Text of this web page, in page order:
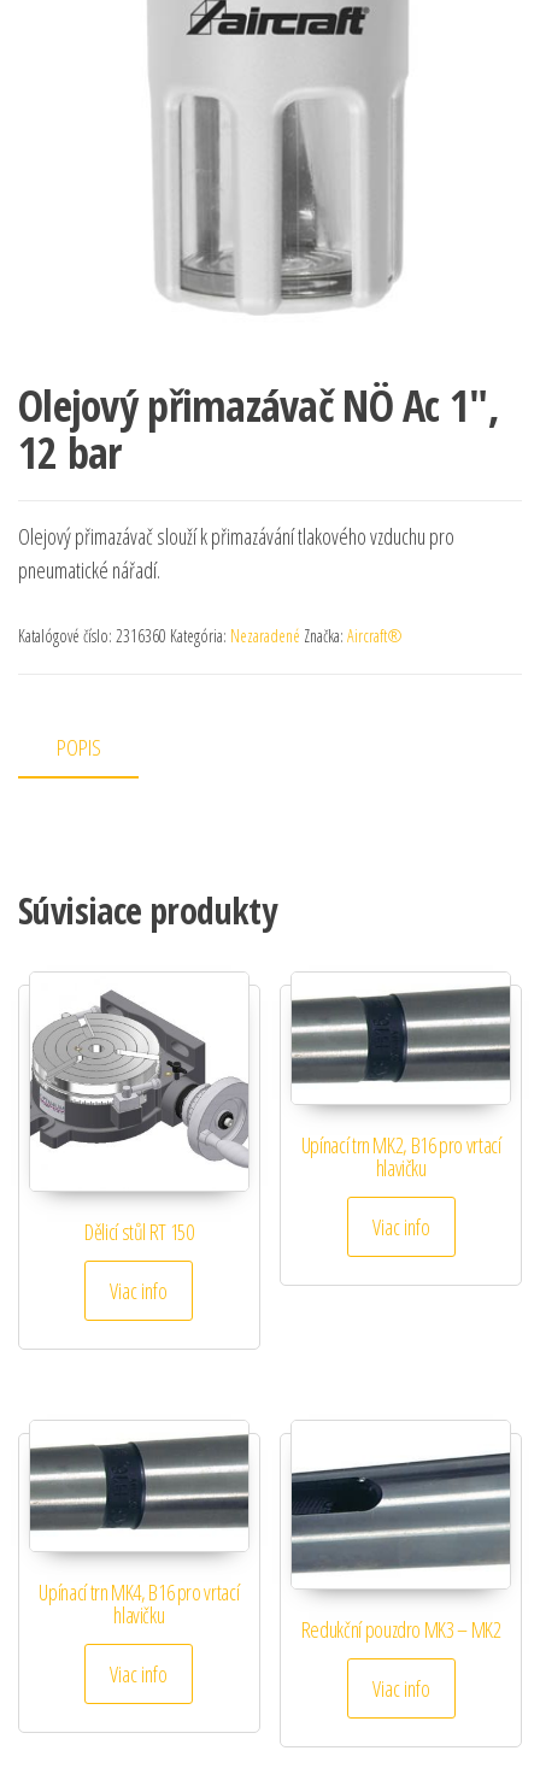
Olejový přimazávač NÖ Ac 1″,
12 bar
Olejový přimazávač slouží k přimazávání tlakového vzduchu pro
pneumatické nářadí.
Katalógové číslo: 2316360 Kategória: Nezaradené Značka: Aircraft®
POPIS
Súvisiace produkty
Dělicí stůl RT 150
Viac info
Upínací trn MK2, B16 pro vrtací
hlavičku
Viac info
Upínací trn MK4, B16 pro vrtací
hlavičku
Viac info
Redukční pouzdro MK3 – MK2
Viac info